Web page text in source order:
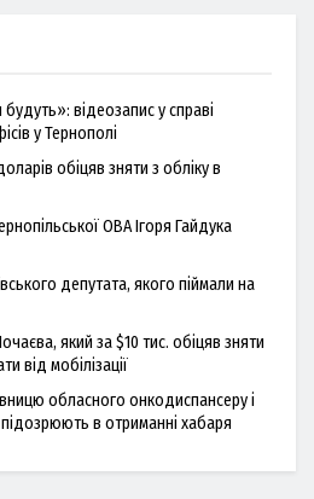
відеозапис у справі
у Тернополі
обіцяв зняти з обліку в
ОВА Ігоря Гайдука
депутата, якого піймали на
який за $10 тис. обіцяв зняти
від мобілізації
обласного онкодиспансеру і
в отриманні хабаря